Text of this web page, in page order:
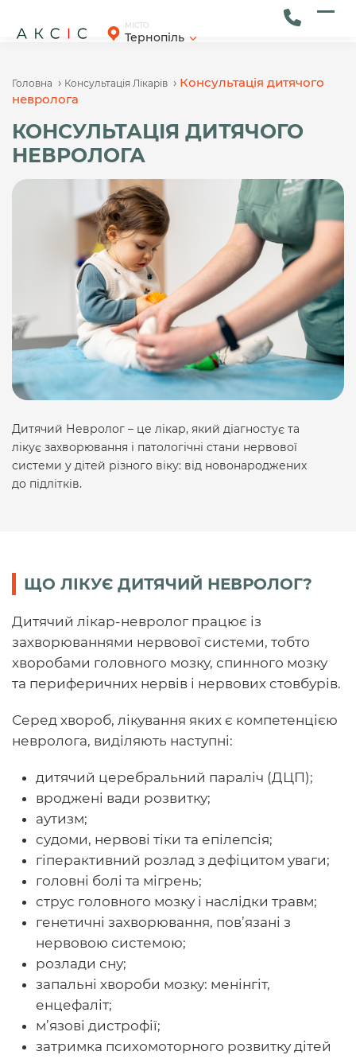
content
МІСТО
Тернопіль
Головна › Консультація Лікарів › Консультація дитячого
невролога
КОНСУЛЬТАЦІЯ ДИТЯЧОГО
НЕВРОЛОГА
Дитячий Невролог – це лікар, який діагностує та
лікує захворювання і патологічні стани нервової
системи у дітей різного віку: від новонароджених
до підлітків.
ЩО ЛІКУЄ ДИТЯЧИЙ НЕВРОЛОГ?
Дитячий лікар-невролог працює із
захворюваннями нервової системи, тобто
хворобами головного мозку, спинного мозку
та периферичних нервів і нервових стовбурів.
Серед хвороб, лікування яких є компетенцією
невролога, виділяють наступні:
дитячий церебральний параліч (ДЦП);
вроджені вади розвитку;
аутизм;
судоми, нервові тіки та епілепсія;
гіперактивний розлад з дефіцитом уваги;
головні болі та мігрень;
струс головного мозку і наслідки травм;
генетичні захворювання, пов’язані з
нервовою системою;
розлади сну;
запальні хвороби мозку: менінгіт,
енцефаліт;
м’язові дистрофії;
затримка психомоторного розвитку дітей